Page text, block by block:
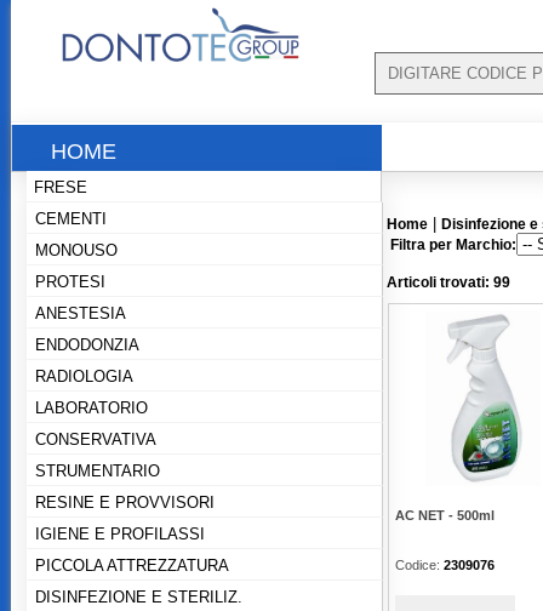
HOME
FRESE
CEMENTI
MONOUSO
PROTESI
ANESTESIA
ENDODONZIA
RADIOLOGIA
LABORATORIO
CONSERVATIVA
STRUMENTARIO
RESINE E PROVVISORI
IGIENE E PROFILASSI
PICCOLA ATTREZZATURA
DISINFEZIONE E STERILIZ.
Home
Disinfezione
Filtra per Marchio:
Articoli trovati: 99
AC NET - 500ml
Codice: 2309076